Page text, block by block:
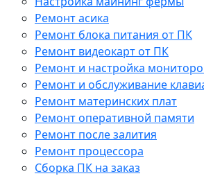
Ремонт асика
Ремонт блока питания от ПК
Ремонт видеокарт от ПК
Ремонт и настройка
Ремонт и обслуживание
Ремонт материнских плат
Ремонт оперативной памяти
Ремонт после залития
Ремонт процессора
Сборка ПК на заказ